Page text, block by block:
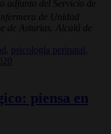
adjunto del Servicio de
de Unidad
de Asturias. Alcalá de
psicología perinatal,
piensa en